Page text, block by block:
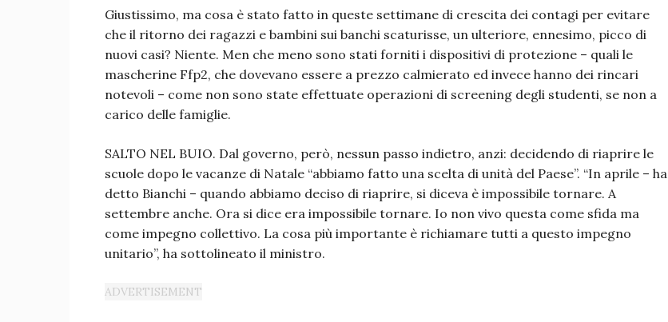
Giustissimo, ma cosa è stato fatto in queste settimane di crescita dei contagi per evitare
che il ritorno dei ragazzi e bambini sui banchi scaturisse, un ulteriore, ennesimo, picco di
nuovi casi? Niente. Men che meno sono stati forniti i dispositivi di protezione – quali le
mascherine Ffp2, che dovevano essere a prezzo calmierato ed invece hanno dei rincari
notevoli – come non sono state effettuate operazioni di screening degli studenti, se non a
carico delle famiglie.
SALTO NEL BUIO. Dal governo, però, nessun passo indietro, anzi: decidendo di riaprire le
scuole dopo le vacanze di Natale “abbiamo fatto una scelta di unità del Paese”. “In aprile – ha
detto Bianchi – quando abbiamo deciso di riaprire, si diceva è impossibile tornare. A
settembre anche. Ora si dice era impossibile tornare. Io non vivo questa come sfida ma
come impegno collettivo. La cosa più importante è richiamare tutti a questo impegno
unitario”, ha sottolineato il ministro.